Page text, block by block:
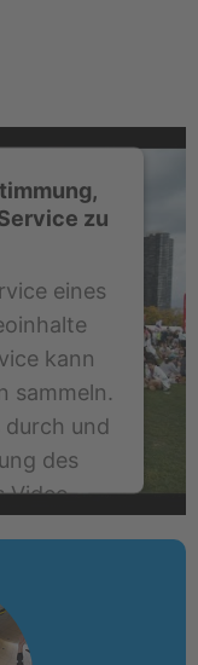
zu
eines
kann
sammeln.
durch und
des
Video